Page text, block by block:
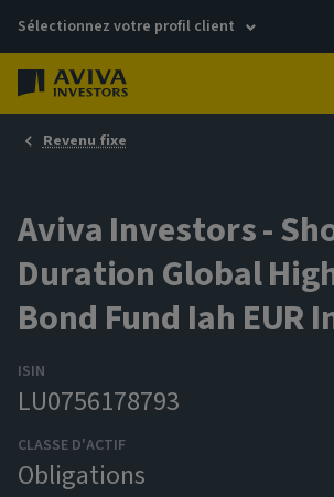
Sélectionnez votre profil client
Revenu fixe
Aviva Investors -
Duration Global
Bond Fund Iah EUR
ISIN
LU0756178793
CLASSE D'ACTIF
Obligations